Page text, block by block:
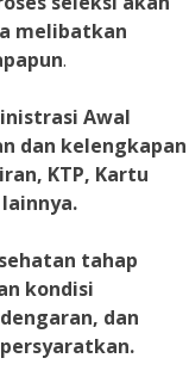
melibatkan
.
Awal
dan kelengkapan
KTP, Kartu
tahap
kondisi
dan